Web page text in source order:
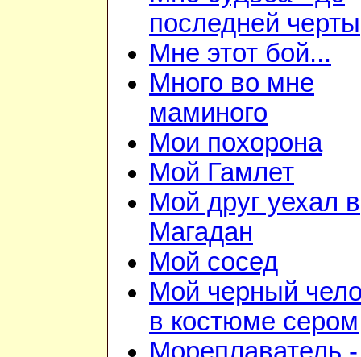
последней черты
Мне этот бой...
Много во мне
маминого
Мои похорона
Мой Гамлет
Мой друг уехал в
Магадан
Мой сосед
Мой черный
в костюме сером